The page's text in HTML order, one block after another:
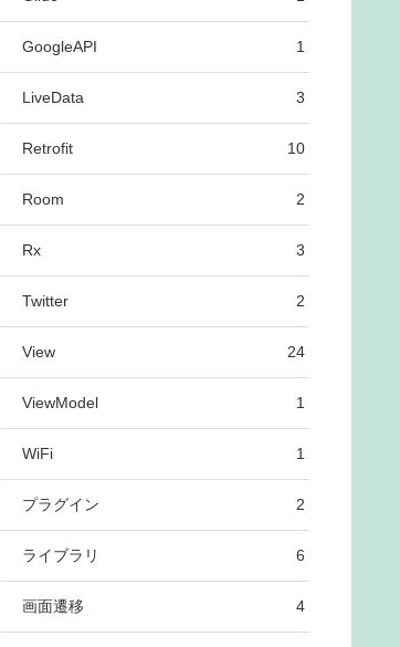
GoogleAPI 1
LiveData 3
Retrofit 10
Room 2
Rx 3
Twitter 2
View 24
ViewModel 1
WiFi 1
プラグイン 2
ライブラリ 6
画面遷移 4